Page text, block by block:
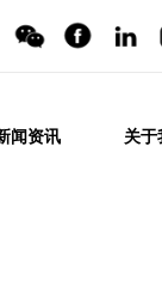
闻资讯 关于